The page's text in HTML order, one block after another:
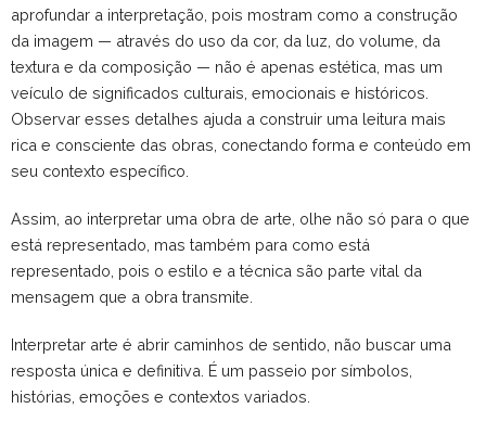
aprofundar a interpretação, pois mostram como a construção
da imagem — através do uso da cor, da luz, do volume, da
textura e da composição — não é apenas estética, mas um
veículo de significados culturais, emocionais e históricos.
Observar esses detalhes ajuda a construir uma leitura mais
rica e consciente das obras, conectando forma e conteúdo em
seu contexto específico.
Assim, ao interpretar uma obra de arte, olhe não só para o que
está representado, mas também para como está
representado, pois o estilo e a técnica são parte vital da
mensagem que a obra transmite.
Interpretar arte é abrir caminhos de sentido, não buscar uma
resposta única e definitiva. É um passeio por símbolos,
histórias, emoções e contextos variados.